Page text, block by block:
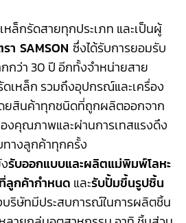
กรัดสายทุกประเภท และเป็นผู้
า SAMSON ซึ่งได้รับการยอมรับ
กว่า 30 ปี อีกทั้งจำหน่ายสาย
ดเหล็ก รวมถึงอุปกรณ์และเครื่อง
ยสินค้าทุกชนิดที่ถูกผลิตออกจาก
องคุณภาพและผ่านการเทสแรงดึง
างลูกค้าทุกครั้ง
รับออกแบบและผลิตแม่พิมพ์โลหะ
ลูกค้ากำหนด และรับปั้มขึ้นรูปชิ้น
ริษัทมีประสบการณ์ในการผลิตชิ้น